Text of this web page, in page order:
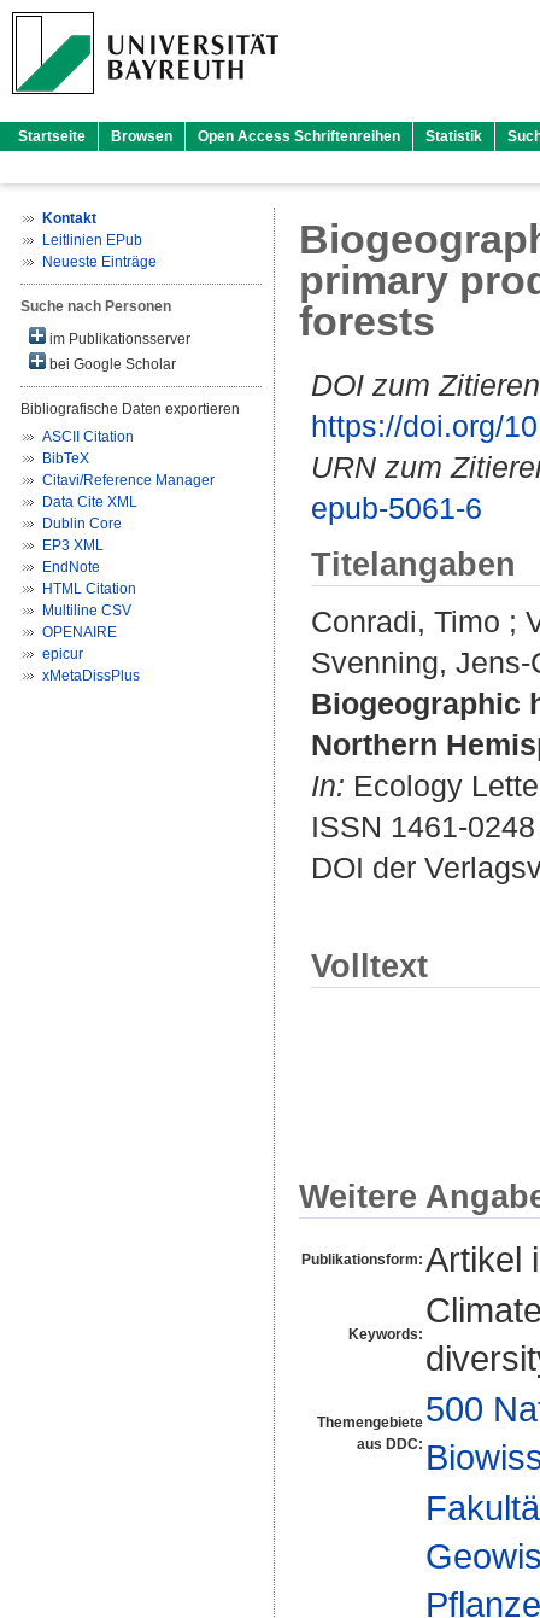
Startseite Browsen Open Access Schriftenreihen Statistik
Kontakt
Leitlinien EPub
Neueste Einträge
Suche nach Personen
im Publikationsserver
bei Google Scholar
Bibliografische Daten exportieren
ASCII Citation
BibTeX
Citavi/Reference Manager
Data Cite XML
Dublin Core
EP3 XML
EndNote
HTML Citation
Multiline CSV
OPENAIRE
epicur
xMetaDissPlus
primary
forests
DOI zum
https://doi.org/
URN zum
epub-5061-6
Titelangaben
Conradi, Timo ;
Svenning, Jens-
Biogeographic
Northern
In: Ecology
ISSN 1461-0248
DOI der
Volltext
Weitere
Publikationsform: Artikel
Keywords:
Themengebiete
aus DDC:
500